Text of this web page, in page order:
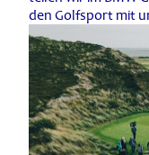
den Golfsport mit